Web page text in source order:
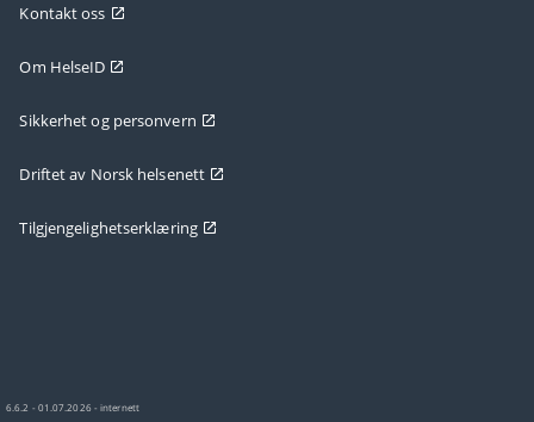
Kontakt oss
Om HelseID
Sikkerhet og personvern
Driftet av Norsk helsenett
Tilgjengelighetserklæring
6.6.2 - 01.07.2026 - internett